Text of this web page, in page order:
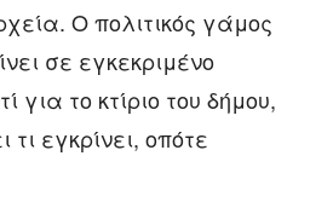
Ο πολιτικός γάμος
σε εγκεκριμένο
για το κτίριο του δήμου,
εγκρίνει, οπότε